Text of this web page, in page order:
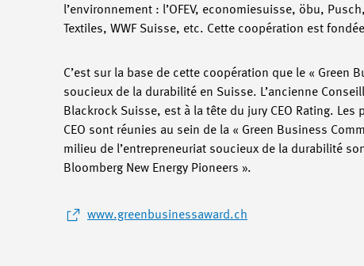
l’environnement : l’OFEV, economiesuisse, öbu,
Textiles, WWF Suisse, etc. Cette coopération est
C’est sur la base de cette coopération que le « Green
soucieux de la durabilité en Suisse. L’ancienne
Blackrock Suisse, est à la tête du jury CEO Rating.
CEO sont réunies au sein de la « Green Business
milieu de l’entrepreneuriat soucieux de la durabilité
Bloomberg New Energy Pioneers ».
www.greenbusinessaward.ch